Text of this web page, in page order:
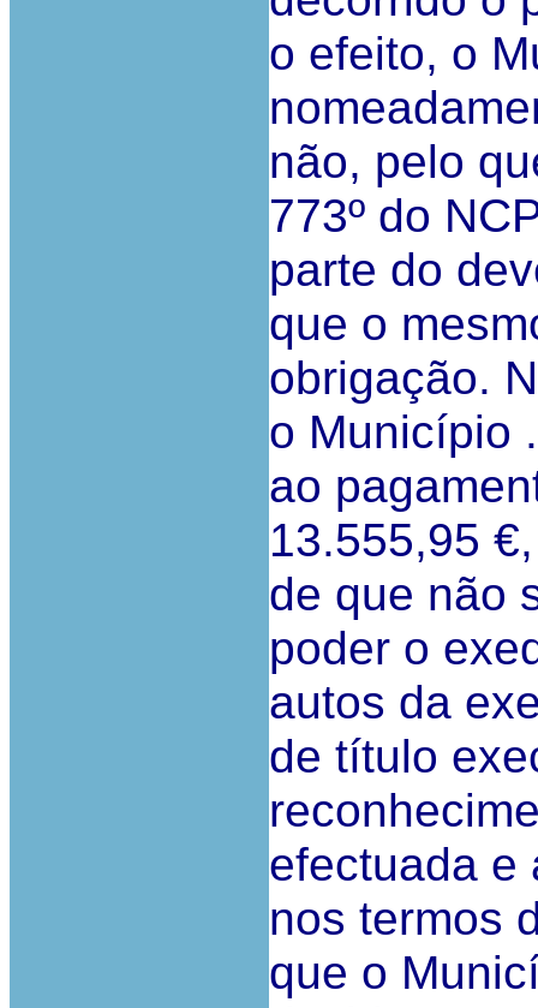
o efeito, o
não, pelo
773º do
parte do
que o
obrigação.
o Município
ao
13.555,95
de que não
poder o
autos da
de título
efectuada e
nos termos
que o